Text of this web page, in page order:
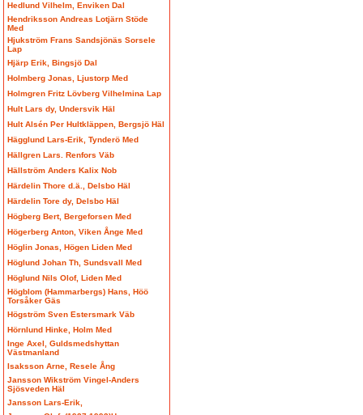
Hedlund Vilhelm, Enviken Dal
Hendriksson Andreas Lotjärn Stöde
Med
Hjukström Frans Sandsjönäs Sorsele
Lap
Hjärp Erik, Bingsjö Dal
Holmberg Jonas, Ljustorp Med
Holmgren Fritz Lövberg Vilhelmina Lap
Hult Lars dy, Undersvik Häl
Hult Alsén Per Hultkläppen, Bergsjö Häl
Hägglund Lars-Erik, Tynderö Med
Hällgren Lars. Renfors Väb
Hällström Anders Kalix Nob
Härdelin Thore d.ä., Delsbo Häl
Härdelin Tore dy, Delsbo Häl
Högberg Bert, Bergeforsen Med
Högerberg Anton, Viken Ånge Med
Höglin Jonas, Högen Liden Med
Höglund Johan Th, Sundsvall Med
Höglund Nils Olof, Liden Med
Högblom (Hammarbergs) Hans, Höö
Torsåker Gäs
Högström Sven Estersmark Väb
Hörnlund Hinke, Holm Med
Inge Axel, Guldsmedshyttan
Västmanland
Isaksson Arne, Resele Ång
Jansson Wikström Vingel-Anders
Sjösveden Häl
Jansson Lars-Erik,